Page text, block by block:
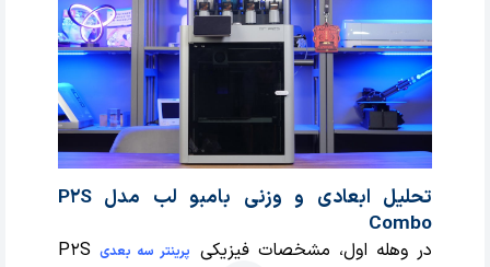
تحلیل ابعادی و وزنی بامبو لب مدل P2S
Combo
در وهله اول، مشخصات فیزیکی پرینتر سه بعدی P2S